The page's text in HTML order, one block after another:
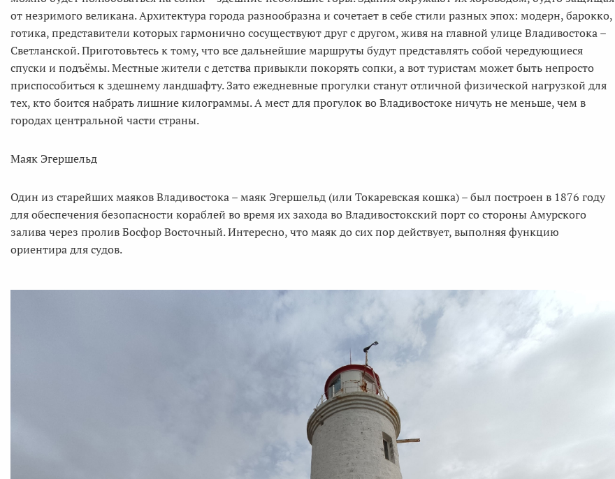
от незримого великана. Архитектура города разнообразна и сочетает в себе стили разных эпох: модерн, барокко,
готика, представители которых гармонично сосуществуют друг с другом, живя на главной улице Владивостока –
Светланской. Приготовьтесь к тому, что все дальнейшие маршруты будут представлять собой чередующиеся
спуски и подъёмы. Местные жители с детства привыкли покорять сопки, а вот туристам может быть непросто
приспособиться к здешнему ландшафту. Зато ежедневные прогулки станут отличной физической нагрузкой для
тех, кто боится набрать лишние килограммы. А мест для прогулок во Владивостоке ничуть не меньше, чем в
городах центральной части страны.
Маяк Эгершельд
Один из старейших маяков Владивостока – маяк Эгершельд (или Токаревская кошка) – был построен в 1876 году
для обеспечения безопасности кораблей во время их захода во Владивостокский порт со стороны Амурского
залива через пролив Босфор Восточный. Интересно, что маяк до сих пор действует, выполняя функцию
ориентира для судов.